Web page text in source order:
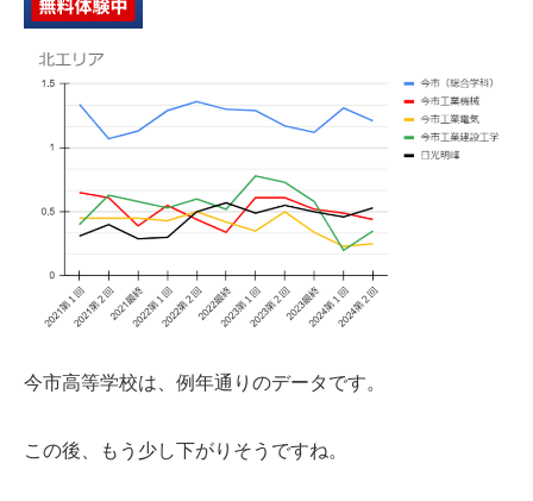
今市高等学校は、例年通りのデータです。
この後、もう少し下がりそうですね。